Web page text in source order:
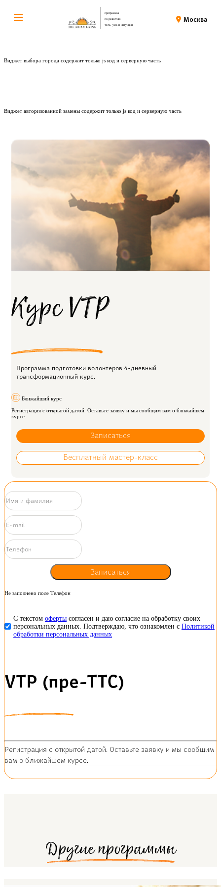
программы
по развитию
тела, ума и интуиции
Москва
Виджет выбора города содержит только js код и серверную часть
Виджет авторизованной замены содержит только js код и серверную часть
Курс VTP
Программа подготовки волонтеров.4-дневный
трансформационный курс.
Ближайший курс
Регистрация с открытой датой. Оставьте заявку и мы сообщим вам о ближайшем
курсе.
Записаться
Бесплатный мастер-класс
Записаться
Не заполнено поле Телефон
С текстом оферты согласен и даю согласие на обработку своих
персональных данных. Подтверждаю, что ознакомлен с Политикой
обработки персональных данных
VTP (пре-ТТС)
Регистрация с открытой датой. Оставьте заявку и мы сообщим
вам о ближайшем курсе.
Другие программы